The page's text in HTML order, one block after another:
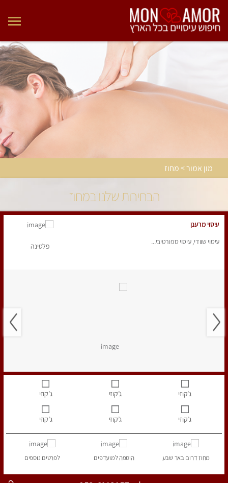
מון אמור > מחוז
הבחירות שלנו במחוז
עיסוי מרענן
עיסוי שוודי, עיסוי ספורטיבי...
פלטינה
ג’קוזי ג’קוזי ג’קוזי
ג’קוזי ג’קוזי ג’קוזי
מחוז דרוםבאר שבע הוספהלמועדפים לפרטים נוספים